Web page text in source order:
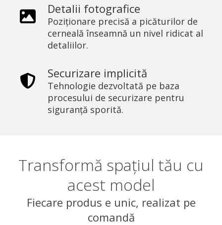
Detalii fotografice
Poziționare precisă a picăturilor de
cerneală înseamnă un nivel ridicat al
detaliilor.
Securizare implicită
Tehnologie dezvoltată pe baza
procesului de securizare pentru
siguranță sporită.
Transformă spațiul tău cu
acest model
Fiecare produs e unic, realizat pe
comandă